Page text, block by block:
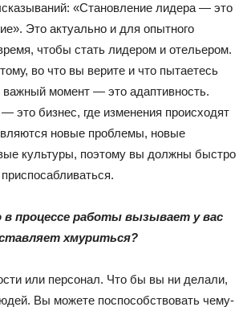
«Становление лидера — это
Это актуально и для опытного
чтобы стать лидером и отельером.
во что вы верите и что пытаетесь
важный момент — это адаптивность.
это бизнес, где изменения происходят
новые проблемы, новые
культуры, поэтому вы должны быстро
в процессе работы вызывает у вас
хмуриться?
или персонал. Что бы вы ни делали,
Вы можете поспособствовать чему-